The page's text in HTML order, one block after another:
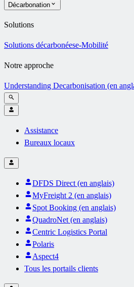
Décarbonation
Solutions
Solutions décarbonéese-Mobilité
Notre approche
Understanding Decarbonisation (en
Assistance
Bureaux locaux
DFDS Direct (en anglais)
MyFreight 2 (en anglais)
Spot Booking (en anglais)
QuadroNet (en anglais)
Centric Logistics Portal
Polaris
Aspect4
Tous les portails clients